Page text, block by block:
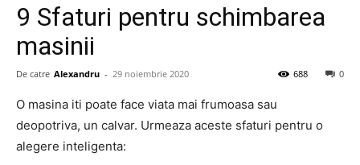
9 Sfaturi pentru schimbarea
masinii
De catre Alexandru - 29 noiembrie 2020 0
688
O masina iti poate face viata mai frumoasa sau
deopotriva, un calvar. Urmeaza aceste sfaturi pentru o
alegere inteligenta: